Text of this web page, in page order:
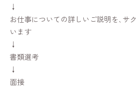
↓
お仕事についての詳しいご説明を､サ
います
↓
書類選考
↓
面接